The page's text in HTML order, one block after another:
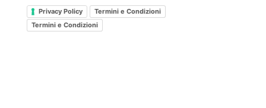
Privacy Policy
Termini e Condizioni
Termini e Condizioni